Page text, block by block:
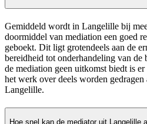
Gemiddeld wordt in Langelille bij
doormiddel van mediation een goed
geboekt. Dit ligt grotendeels aan de
bereidheid tot onderhandeling van de
de mediation geen uitkomst biedt is
het werk over deels worden gedragen
Langelille.
Hoe snel kan de mediator uit Langelille